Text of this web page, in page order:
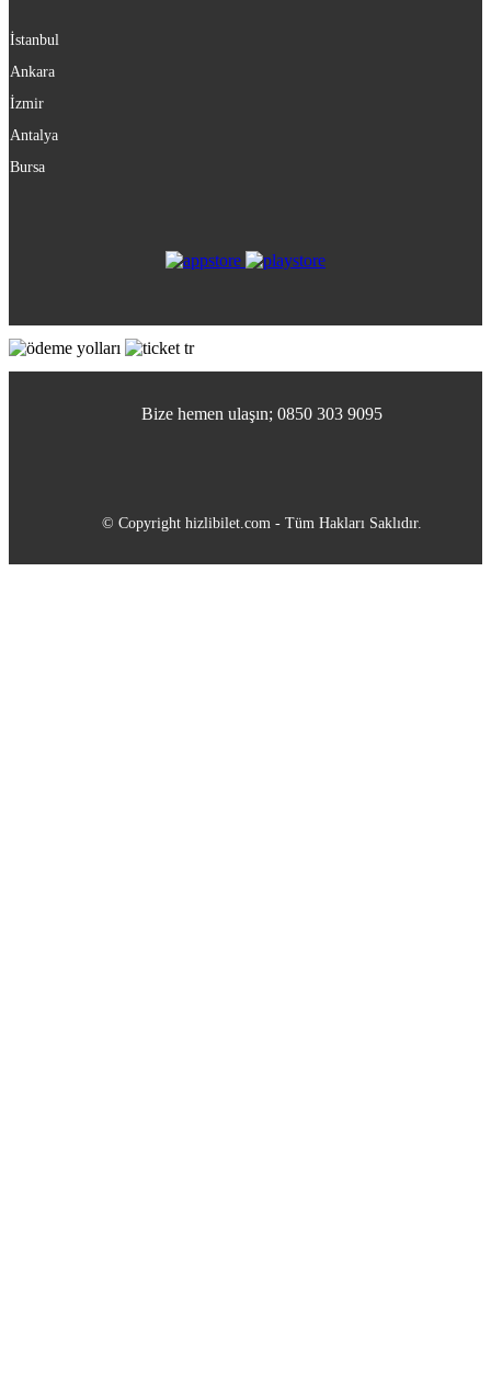
İstanbul
Ankara
İzmir
Antalya
Bursa
Bize hemen ulaşın; 0850 303 9095
© Copyright hizlibilet.com - Tüm Hakları Saklıdır.